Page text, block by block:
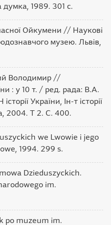
1989. 301 с.
Ойкумени // Наукові
музею. Львів,
Володимир //
: у 10 т. / ред. рада: В.А.
України, Ін-т історії
2004. Т 2. С. 400.
we Lwowie i jego
1994. 299 s.
Dzieduszyckich.
im.
po muzeum im.